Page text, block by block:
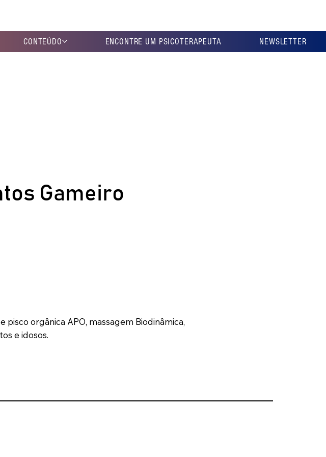
CONTEÚDO ENCONTRE UM PSICOTERAPEUTA NEWSLETTER
Gameiro
pisco orgânica APO, massagem Biodinâmica,
e idosos.